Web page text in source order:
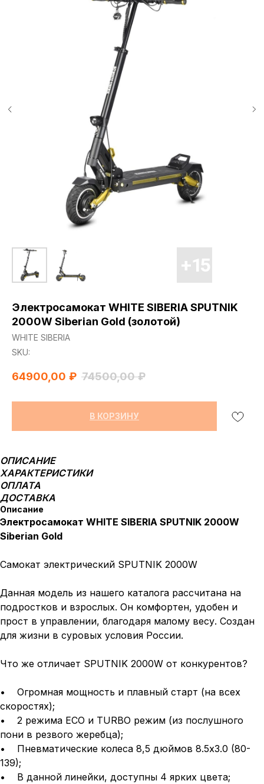
Электросамокат WHITE SIBERIA SPUTNIK
2000W Siberian Gold (золотой)
WHITE SIBERIA
SKU:
64900,00 ₽ 74500,00 ₽
В КОРЗИНУ
ОПИСАНИЕ
ХАРАКТЕРИСТИКИ
ОПЛАТА
ДОСТАВКА
Описание
Электросамокат WHITE SIBERIA SPUTNIK 2000W
Siberian Gold
Самокат электрический SPUTNIK 2000W
Данная модель из нашего каталога рассчитана на
подростков и взрослых. Он комфортен, удобен и
прост в управлении, благодаря малому весу. Создан
для жизни в суровых условия России.
Что же отличает SPUTNIK 2000W от конкурентов?
• Огромная мощность и плавный старт (на всех
скоростях);
• 2 режима ECO и TURBO режим (из послушного
пони в резвого жеребца);
• Пневматические колеса 8,5 дюймов 8.5x3.0 (80-
139);
• В данной линейки, доступны 4 ярких цвета;